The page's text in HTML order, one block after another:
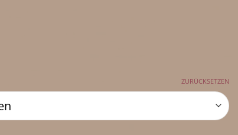
ZURÜCKSETZEN